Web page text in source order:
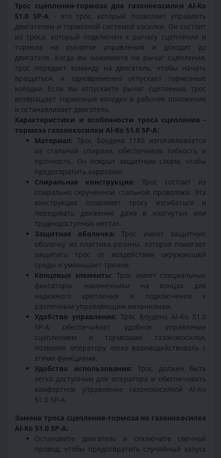
Трос сцепления-тормоза для газонокосилки Al-Ko
51.0 SP-A - это трос, который позволяет управлять
двигателем и тормозной системой косилки. Он состоит
из троса, который подключен к рычагу сцепления и
тормоза на рукоятке управления и доходит до
двигателя. Когда вы нажимаете на рычаг сцепления,
трос передает команду на двигатель, чтобы начать
вращаться, и одновременно отпускает тормозные
колодки. Если вы отпускаете рычаг сцепления, трос
возвращает тормозные колодки в рабочее положение
и останавливает двигатель.
Характеристики и особенности троса сцепления -
тормоза газонокосилки Al-Ko 51.0 SP-A:
Материал: Трос Боудена 1180 изготавливается
из стальной спирали, обеспечивая гибкость и
прочность. Он покрыт защитным слоем, чтобы
предотвратить коррозию.
Спиральная конструкция: Трос состоит из
спирально скрученной стальной проволоки. Эта
конструкция позволяет тросу изгибаться и
передавать движение даже в изогнутых или
труднодоступных местах.
Защитная оболочка: Трос имеет защитную
оболочку из пластика-резины, которая помогает
защитить трос от воздействия окружающей
среды и уменьшает трение.
Концевые элементы: Трос имеет специальные
фиксаторы, наконечники на концах для
надежного крепления и подключения к
различным управляющим механизмам.
Удобство управления: Трос Боудена Al-Ko 51.0
SP-A обеспечивает удобное управление
сцеплением и тормозами газонокосилки,
позволяя оператору легко взаимодействовать с
этими функциями.
Удобство использования: Трос должен быть
легко доступным для оператора и обеспечивать
комфортное управление газонокосилкой Al-Ko
51.0 SP-A.
Замена троса сцепления-тормоза на газонокосилке
Al-Ko 51.0 SP-A:
Остановите двигатель и отключите свечной
провод, чтобы предотвратить случайный запуск